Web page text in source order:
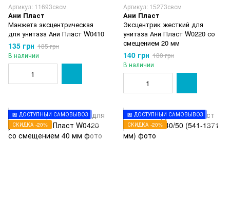
Артикул: 11693свсм
Ани Пласт
Манжета эксцентрическая
для унитаза Ани Пласт W0410
135 грн 185 грн
В наличии
Артикул: 15273свсм
Ани Пласт
Эксцентрик жесткий для
унитаза Ани Пласт W0220 со
смещением 20 мм
140 грн 180 грн
В наличии
🏪 ДОСТУПНЫЙ САМОВЫВОЗ
СКИДКА -20%
🏪 ДОСТУПНЫЙ САМОВЫВОЗ
СКИДКА -20%